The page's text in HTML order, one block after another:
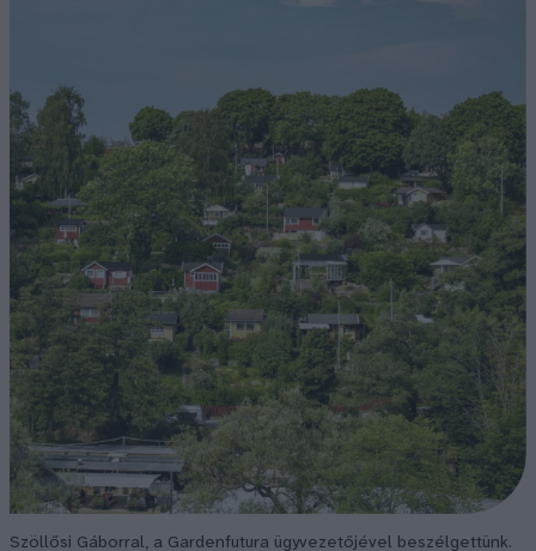
Szöllősi Gáborral, a Gardenfutura ügyvezetőjével beszélgettünk.